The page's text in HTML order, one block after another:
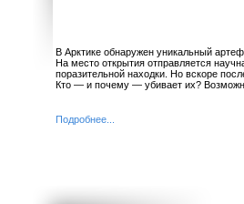
В Арктике обнаружен уникальный
На место открытия отправляется
поразительной находки. Но вскоре
Кто — и почему — убивает их?
Подробнее...